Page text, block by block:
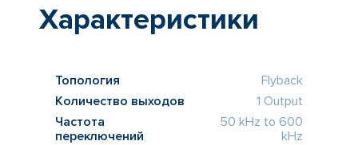
Характеристики
Топология
Flyback
Количество выходов
1 Output
Частота
переключений
50 kHz to 600
kHz